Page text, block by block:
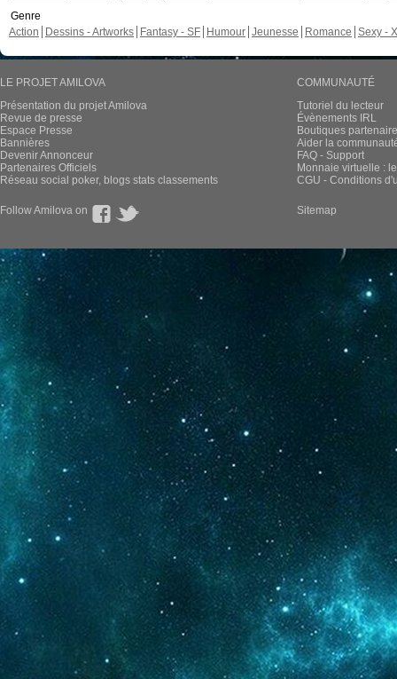
Genre
Action
Dessins - Artworks Fantasy - SF Humour Jeunesse Romance Sexy -
LE PROJET AMILOVA
Présentation du projet Amilova
Revue de presse
Espace Presse
Bannières
Devenir Annonceur
Partenaires Officiels
Réseau social poker, blogs stats classements
COMMUNAUTÉ
Tutoriel du lecteur
Évènements IRL
Boutiques
Aider la
FAQ - Support
Monnaie virtuelle :
CGU - Conditions
Follow Amilova on Sitemap